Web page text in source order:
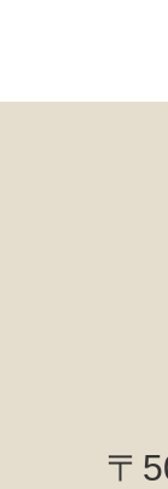
〒